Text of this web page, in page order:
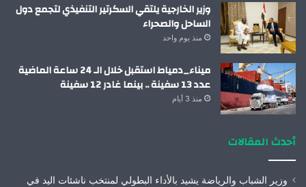
وزير الخارجية يلتقي السكرتير التنفيذي لتجمع دول
الساحل والصحراء
منذ يوم واحد
ميناء_دمياط استقبل خلال الـ 24 ساعة الماضية
عدد 13 سفينة .. بينما غادر 12 سفينة
منذ 3 أيام
أحدث المقالات
وزير الشباب والرياضة يشيد بالأداء البطولي لمنتخب ناشئات اليد في